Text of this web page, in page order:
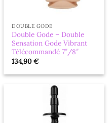
DOUBLE GODE
Double Gode – Double
Sensation Gode Vibrant
Télécommandé 7″/8″
134,90€